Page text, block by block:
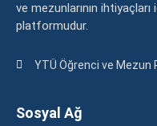
ve mezunlarının
platformudur.
YTÜ Öğrenci ve Mezun
Sosyal Ağ